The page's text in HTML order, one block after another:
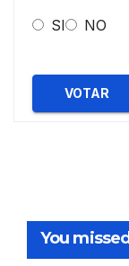
SI NO
VOTAR
You missed